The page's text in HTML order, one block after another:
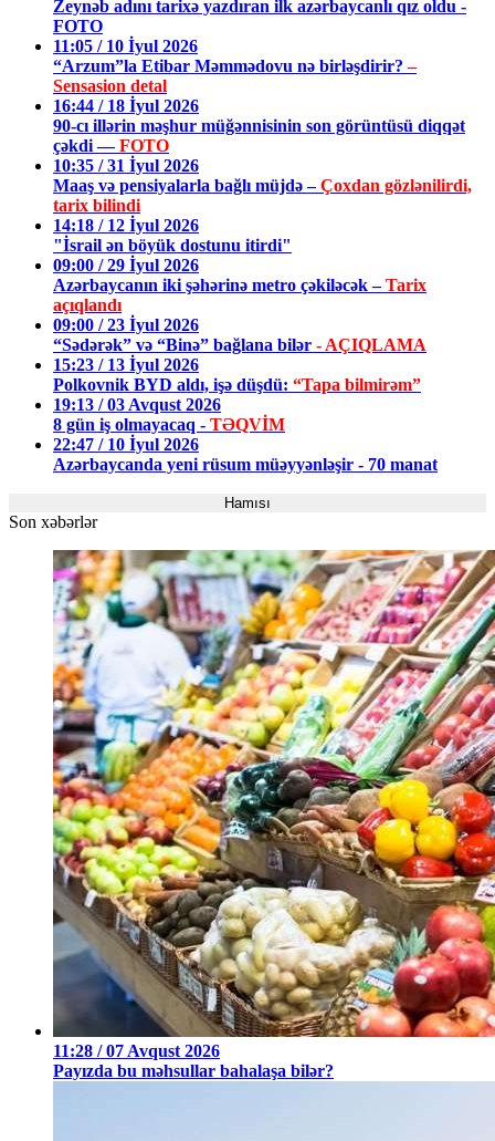
Zeynəb adını tarixə yazdıran ilk azərbaycanlı qız oldu -
FOTO
11:05 / 10 İyul 2026
“Arzum”la Etibar Məmmədovu nə birləşdirir?–
Sensasion detal
16:44 / 18 İyul 2026
90-cı illərin məşhur müğənnisinin son görüntüsü diqqət
çəkdi —FOTO
10:35 / 31 İyul 2026
Maaş və pensiyalarla bağlı müjdə –Çoxdan gözlənilirdi,
tarix bilindi
14:18 / 12 İyul 2026
"İsrail ən böyük dostunu itirdi"
09:00 / 29 İyul 2026
Azərbaycanın iki şəhərinə metro çəkiləcək –Tarix
açıqlandı
09:00 / 23 İyul 2026
“Sədərək” və “Binə” bağlana bilər - AÇIQLAMA
15:23 / 13 İyul 2026
Polkovnik BYD aldı, işə düşdü: “Tapa bilmirəm”
19:13 / 03 Avqust 2026
8 gün iş olmayacaq - TƏQVİM
22:47 / 10 İyul 2026
Azərbaycanda yeni rüsum müəyyənləşir - 70 manat
Hamısı
Son xəbərlər
11:28 / 07 Avqust 2026
Payızda bu məhsullar bahalaşa bilər?